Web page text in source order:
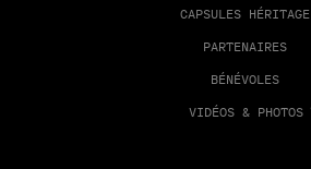
CAPSULES HÉRITAGE
PARTENAIRES
BÉNÉVOLES
VIDÉOS & PHOTOS